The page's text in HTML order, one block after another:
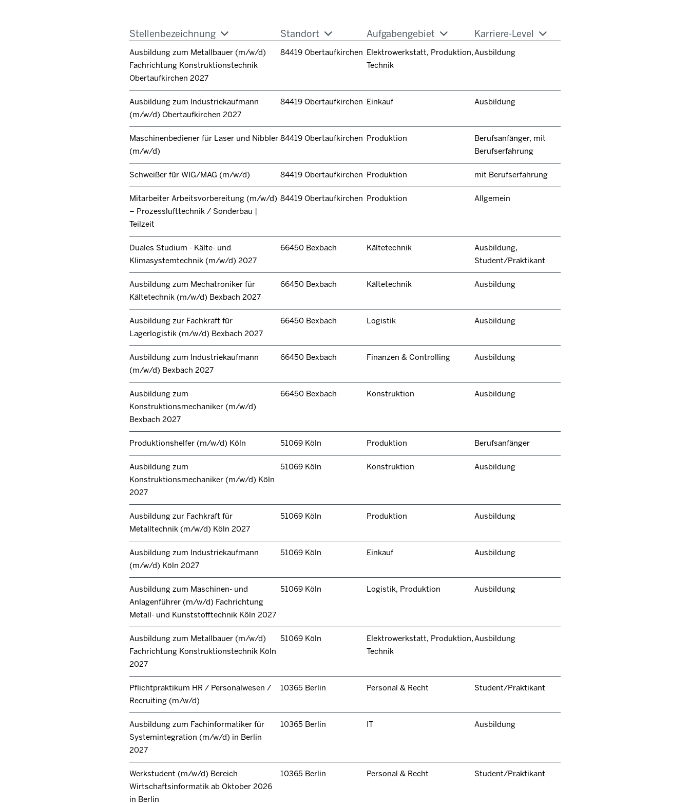
Stellenbezeichnung Standort Aufgabengebiet Karriere-Level
Ausbildung zum Metallbauer (m/w/d)
Fachrichtung Konstruktionstechnik
Obertaufkirchen 2027
84419 Obertaufkirchen Elektrowerkstatt, Produktion,
Technik
Ausbildung
Ausbildung zum Industriekaufmann
(m/w/d) Obertaufkirchen 2027
84419 Obertaufkirchen Einkauf Ausbildung
Maschinenbediener für Laser und Nibbler
(m/w/d)
84419 Obertaufkirchen Produktion
Berufsanfänger, mit
Berufserfahrung
Schweißer für WIG/MAG (m/w/d) 84419 Obertaufkirchen Produktion mit Berufserfahrung
Mitarbeiter Arbeitsvorbereitung (m/w/d)
– Prozesslufttechnik / Sonderbau |
Teilzeit
84419 Obertaufkirchen Produktion Allgemein
Duales Studium - Kälte- und
Klimasystemtechnik (m/w/d) 2027
66450 Bexbach Kältetechnik
Ausbildung,
Student/Praktikant
Ausbildung zum Mechatroniker für
Kältetechnik (m/w/d) Bexbach 2027
66450 Bexbach Kältetechnik Ausbildung
Ausbildung zur Fachkraft für
Lagerlogistik (m/w/d) Bexbach 2027
66450 Bexbach Logistik Ausbildung
Ausbildung zum Industriekaufmann
(m/w/d) Bexbach 2027
66450 Bexbach Finanzen & Controlling Ausbildung
Ausbildung zum
Konstruktionsmechaniker (m/w/d)
Bexbach 2027
66450 Bexbach Konstruktion Ausbildung
Produktionshelfer (m/w/d) Köln 51069 Köln Produktion Berufsanfänger
Ausbildung zum
Konstruktionsmechaniker (m/w/d) Köln
2027
51069 Köln Konstruktion Ausbildung
Ausbildung zur Fachkraft für
Metalltechnik (m/w/d) Köln 2027
51069 Köln Produktion Ausbildung
Ausbildung zum Industriekaufmann
(m/w/d) Köln 2027
51069 Köln Einkauf Ausbildung
Ausbildung zum Maschinen- und
Anlagenführer (m/w/d) Fachrichtung
Metall- und Kunststofftechnik Köln 2027
51069 Köln Logistik, Produktion Ausbildung
Ausbildung zum Metallbauer (m/w/d)
Fachrichtung Konstruktionstechnik Köln
2027
51069 Köln
Elektrowerkstatt, Produktion,
Technik
Ausbildung
Pflichtpraktikum HR / Personalwesen /
Recruiting (m/w/d)
10365 Berlin Personal & Recht Student/Praktikant
Ausbildung zum Fachinformatiker für
Systemintegration (m/w/d) in Berlin
2027
10365 Berlin IT Ausbildung
Werkstudent (m/w/d) Bereich
Wirtschaftsinformatik ab Oktober 2026
in Berlin
10365 Berlin Personal & Recht Student/Praktikant